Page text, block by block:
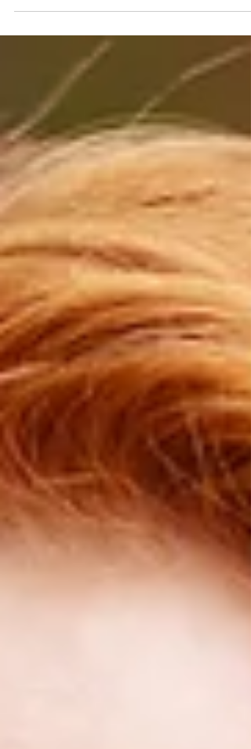
Op sociale media, op websites van klinieken en
Maar wat bedoelen we eigenlijk met een
Voor de een is het een product dat de huid vooral
hydrateert. Voor een ander draait het om
collageenstimulatie. Weer een ander product
de activiteit van fibrobla